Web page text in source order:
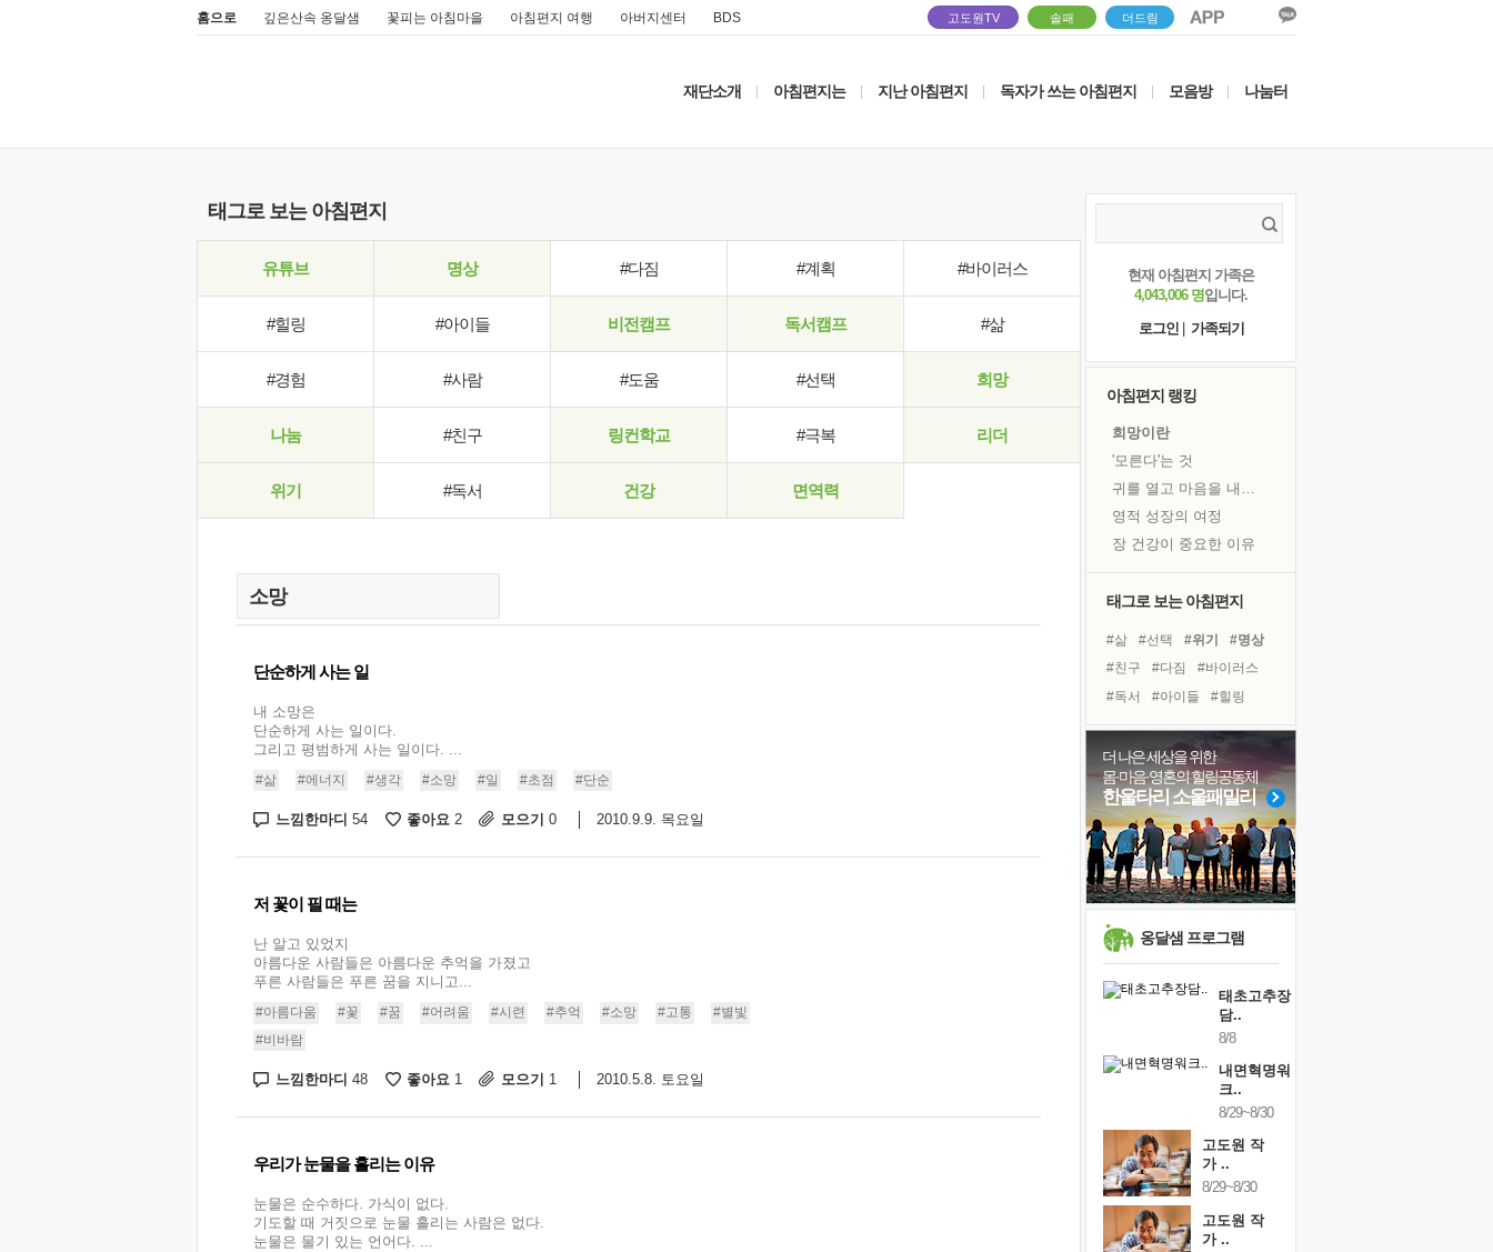
홈으로 깊은산속 옹달샘 꽃피는 아침마을 아침편지 여행 아버지센터 BDS 고도원TV 솔패 더드림
재단소개 아침편지는 지난 아침편지 독자가 쓰는 아침편지 모음방 나눔터
태그로 보는 아침편지
유튜브 명상 #다짐 #계획 #바이러스
#힐링 #아이들 비전캠프 독서캠프 #삶
#경험 #사람 #도움 #선택 희망
나눔 #친구 링컨학교 #극복 리더
위기 #독서 건강 면역력
단순하게 사는 일
내 소망은
단순하게 사는 일이다.
그리고 평범하게 사는 일이다. ...
#삶 #에너지 #생각 #소망 #일 #초점 #단순
느낌한마디 54 좋아요 2 모으기 0 2010.9.9. 목요일
저 꽃이 필 때는
난 알고 있었지
아름다운 사람들은 아름다운 추억을 가졌고
푸른 사람들은 푸른 꿈을 지니고...
#아름다움 #꽃 #꿈 #어려움 #시련 #추억 #소망 #고통
#별빛
#비바람
느낌한마디 48 좋아요 1 모으기 1 2010.5.8. 토요일
우리가 눈물을 흘리는 이유
눈물은 순수하다. 가식이 없다.
기도할 때 거짓으로 눈물 흘리는 사람은 없다.
눈물은 물기 있는 언어다. ...
현재 아침편지 가족은
4,043,006 명입니다.
로그인
가족되기
아침편지 랭킹
희망이란
'모른다'는 것
귀를 열고 마음을 내어주고
영적 성장의 여정
장 건강이 중요한 이유
꿈이 실제가 되는 것
'말 타는 법'을 먼저
졸업식 사진을 보며
아픈 아버지를 위한 공간 설계
극심한 변비, 어깨결림, 수면 장애
보고 싶은 어머니
유년 시절의 부산 영도 바다
못된 꼰대들
거울 속의 나
태그로 보는 아침편지
#삶 #선택 #위기
#명상
#친구
#다짐
#바이러스
#독서
#아이들
#힐링
#계획
#유튜브
#경험
#비전캠프
#면역력
#희망
#링컨학교
#나눔
#극복
#리더 #사람
더 나은 세상을 위한
몸·마음·영혼의 힐링공동체
한울타리 소울패밀리
옹달샘 프로그램
태초고추장
담..
8/8
내면혁명워
크..
8/29~8/30
고도원 작
가 ..
8/29~8/30
고도원 작
가 ..